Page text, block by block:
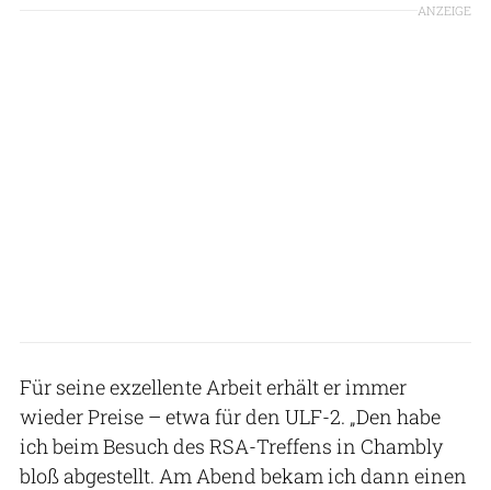
ANZEIGE
Für seine exzellente Arbeit erhält er immer
wieder Preise – etwa für den ULF-2. „Den habe
ich beim Besuch des RSA-Treffens in Chambly
bloß abgestellt. Am Abend bekam ich dann einen